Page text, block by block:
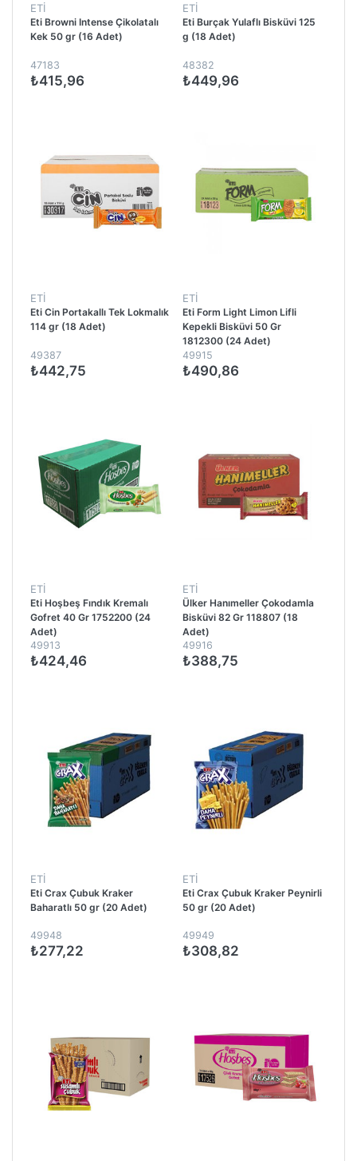
ETİ
Eti Browni Intense Çikolatalı
Kek 50 gr (16 Adet)
47183
₺415,96
ETİ
Eti Burçak Yulaflı Bisküvi 125
g (18 Adet)
48382
₺449,96
ETİ
Eti Cin Portakallı Tek Lokmalık
114 gr (18 Adet)
49387
₺442,75
ETİ
Eti Form Light Limon Lifli
Kepekli Bisküvi 50 Gr
1812300 (24 Adet)
49915
₺490,86
ETİ
Eti Hoşbeş Fındık Kremalı
Gofret 40 Gr 1752200 (24
Adet)
49913
₺424,46
ETİ
Ülker Hanımeller Çokodamla
Bisküvi 82 Gr 118807 (18
Adet)
49916
₺388,75
ETİ
Eti Crax Çubuk Kraker
Baharatlı 50 gr (20 Adet)
49948
₺277,22
ETİ
Eti Crax Çubuk Kraker Peynirli
50 gr (20 Adet)
49949
₺308,82